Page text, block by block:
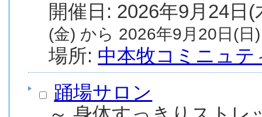
(金) から 2026年9月20日(日
場所: 中本牧コミニュテ
踊場サロン